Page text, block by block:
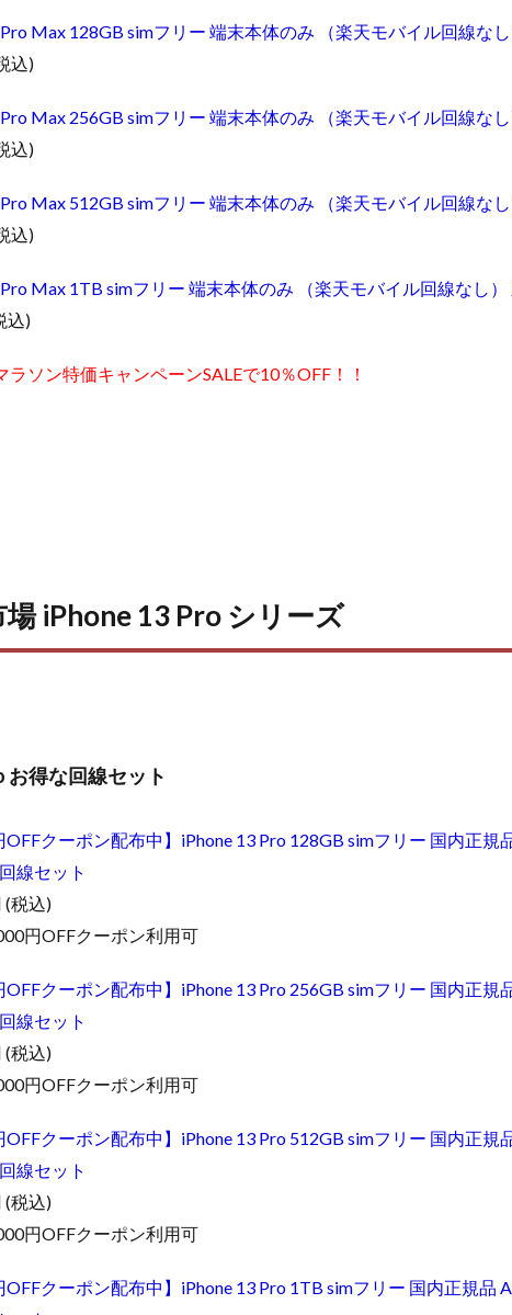
Max 128GB simフリー 端末本体のみ （楽天モバイル回線な
込)
Max 256GB simフリー 端末本体のみ （楽天モバイル回線な
込)
Max 512GB simフリー 端末本体のみ （楽天モバイル回線な
込)
Pro Max 1TB simフリー 端末本体のみ （楽天モバイル回線なし）
込)
ラソン特価キャンペーンSALEで10％OFF！！
iPhone 13 Pro シリーズ
お得な回線セット
OFFクーポン配布中】iPhone 13 Pro 128GB simフリー 国内正規
線セット
(税込)
円OFFクーポン利用可
OFFクーポン配布中】iPhone 13 Pro 256GB simフリー 国内正規
線セット
(税込)
円OFFクーポン利用可
OFFクーポン配布中】iPhone 13 Pro 512GB simフリー 国内正規
線セット
(税込)
円OFFクーポン利用可
OFFクーポン配布中】iPhone 13 Pro 1TB simフリー 国内正規品